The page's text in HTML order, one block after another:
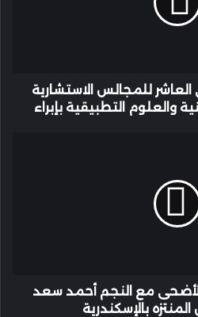
للمجالس الاستشارية
والعلوم التطبيقية بإبراء
مع النجم أحمد سعد
بالإسكندرية